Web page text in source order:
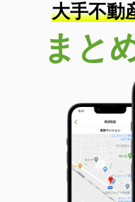
大手不動
まと